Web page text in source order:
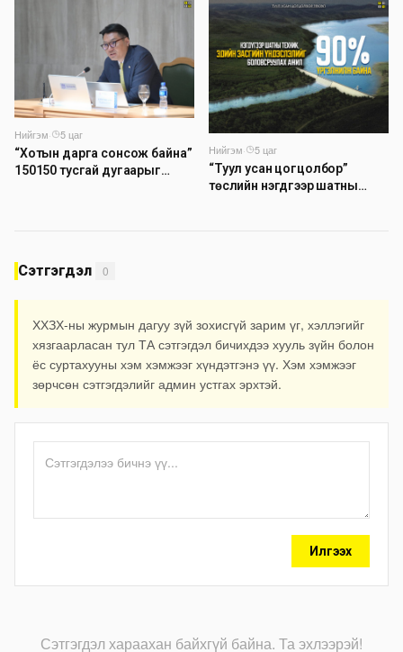
компаниуд аюулын дохио
өгч байна
Нийгэм·
5 цаг
“Хотын дарга сонсож байна”
150150 тусгай дугаарыг
Нийгэм·
5 цаг
“Туул усан цогцолбор”
төслийн нэгдүгээр шатны
Сэтгэгдэл 0
ХХЗХ-ны журмын дагуу зүй зохисгүй зарим үг, хэллэгийг
хязгаарласан тул ТА сэтгэгдэл бичихдээ хууль зүйн болон
ёс суртахууны хэм хэмжээг хүндэтгэнэ үү. Хэм хэмжээг
зөрчсөн сэтгэгдэлийг админ устгах эрхтэй.
Илгээх
Сэтгэгдэл хараахан байхгүй байна. Та эхлээрэй!